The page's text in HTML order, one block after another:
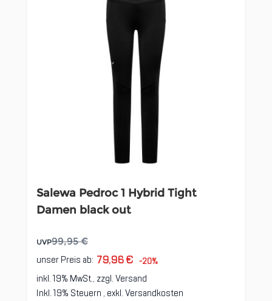
Salewa Pedroc 1 Hybrid Tight
Damen black out
UVP99,95 €
unser Preis ab: 79,96 € -20%
inkl. 19% MwSt., zzgl.Versand
Inkl. 19% Steuern , exkl.Versandkosten